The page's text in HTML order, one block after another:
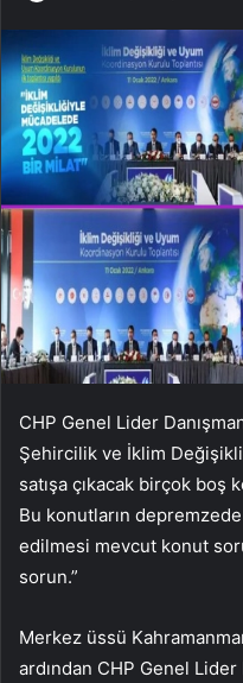
CHP Genel Lider
Şehircilik ve İklim
satışa çıkacak birçok boş
Bu konutların
edilmesi mevcut konut
sorun.”
Merkez üssü
ardından CHP Genel Lider